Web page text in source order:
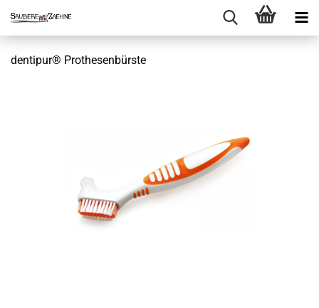
dentipur® Prothesenbürste